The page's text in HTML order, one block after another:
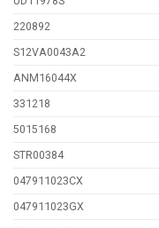
220892
S12VA0043A2
ANM16044X
331218
5015168
STR00384
047911023CX
047911023GX